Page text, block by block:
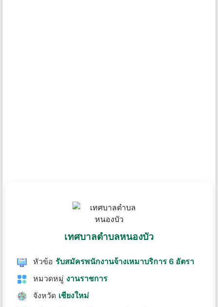
เทศบาลตำบลหนองบัว
หัวข้อ รับสมัครพนักงานจ้างเหมาบริการ 6 อัตรา
หมวดหมู่ งานราชการ
จังหวัด เชียงใหม่